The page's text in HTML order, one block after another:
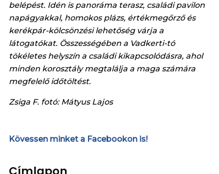
belépést. Idén is panoráma terasz, családi pavilon
napágyakkal, homokos plázs, értékmegőrző és
kerékpár-kölcsönzési lehetőség várja a
látogatókat. Összességében a Vadkerti-tó
tökéletes helyszín a családi kikapcsolódásra, ahol
minden korosztály megtalálja a maga számára
megfelelő időtöltést.
Zsiga F. fotó: Mátyus Lajos
Kövessen minket a Facebookon is!
Címlapon